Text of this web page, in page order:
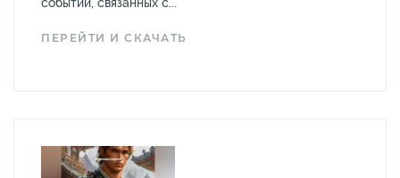
ПЕРЕЙТИ И СКАЧАТЬ